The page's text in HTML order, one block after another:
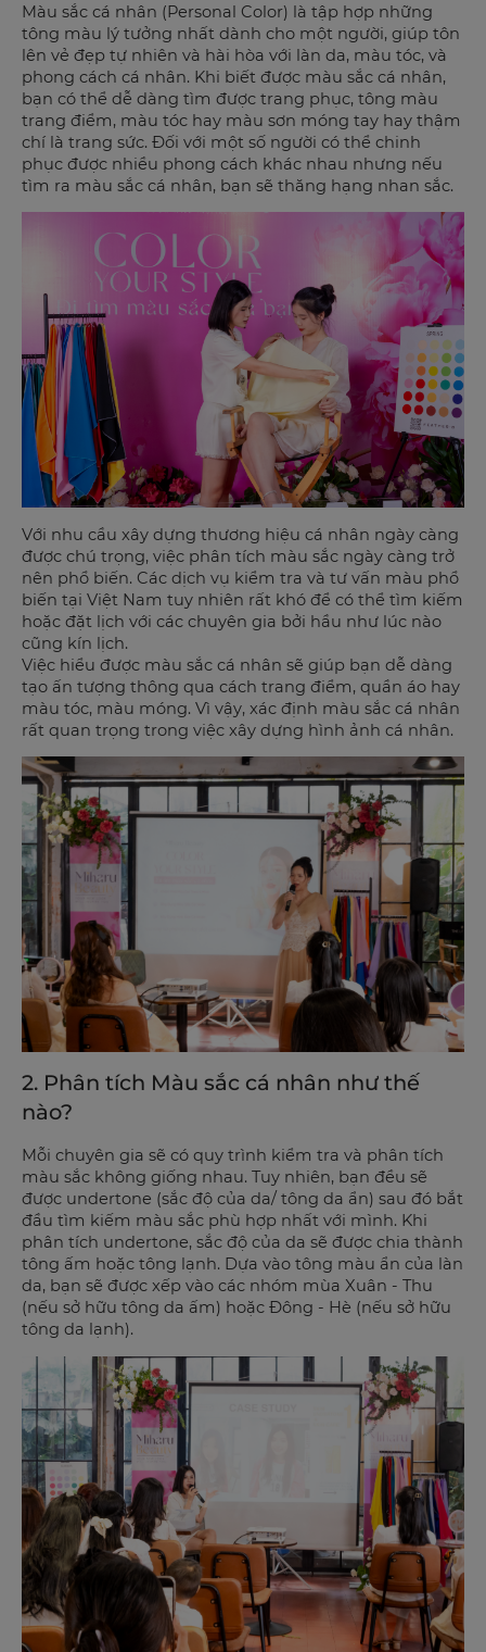
Màu sắc cá nhân (Personal Color) là tập hợp những
tông màu lý tưởng nhất dành cho một người, giúp tôn
lên vẻ đẹp tự nhiên và hài hòa với làn da, màu tóc, và
phong cách cá nhân. Khi biết được màu sắc cá nhân,
bạn có thể dễ dàng tìm được trang phục, tông màu
trang điểm, màu tóc hay màu sơn móng tay hay thậm
chí là trang sức. Đối với một số người có thể chinh
phục được nhiều phong cách khác nhau nhưng nếu
tìm ra màu sắc cá nhân, bạn sẽ thăng hạng nhan sắc.
Với nhu cầu xây dựng thương hiệu cá nhân ngày càng
được chú trọng, việc phân tích màu sắc ngày càng trở
nên phổ biến. Các dịch vụ kiểm tra và tư vấn màu phổ
biến tại Việt Nam tuy nhiên rất khó để có thể tìm kiếm
hoặc đặt lịch với các chuyên gia bởi hầu như lúc nào
cũng kín lịch.
Việc hiểu được màu sắc cá nhân sẽ giúp bạn dễ dàng
tạo ấn tượng thông qua cách trang điểm, quần áo hay
màu tóc, màu móng. Vì vậy, xác định màu sắc cá nhân
rất quan trọng trong việc xây dựng hình ảnh cá nhân.
2. Phân tích Màu sắc cá nhân như thế
nào?
Mỗi chuyên gia sẽ có quy trình kiểm tra và phân tích
màu sắc không giống nhau. Tuy nhiên, bạn đều sẽ
được undertone (sắc độ của da/ tông da ẩn) sau đó bắt
đầu tìm kiếm màu sắc phù hợp nhất với mình. Khi
phân tích undertone, sắc độ của da sẽ được chia thành
tông ấm hoặc tông lạnh. Dựa vào tông màu ẩn của làn
da, bạn sẽ được xếp vào các nhóm mùa Xuân - Thu
(nếu sở hữu tông da ấm) hoặc Đông - Hè (nếu sở hữu
tông da lạnh).